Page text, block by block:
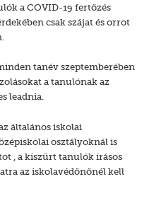
a COVID-19 fertőzés
csak szájat és orrot
tanév szeptemberében
a tanulónak az
leadnia.
általános iskolai
osztályoknál is
, a kiszűrt tanulók írásos
az iskolavédőnőnél kell